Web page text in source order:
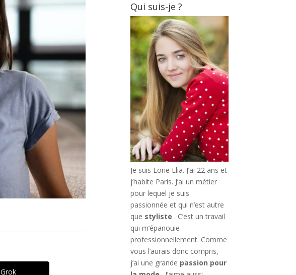
Grok
Qui suis-je ?
Je suis Lorie Elia. J’ai 22 ans et
j’habite Paris. J’ai un métier
pour lequel je suis
passionnée et qui n’est autre
que styliste . C’est un travail
qui m’épanouie
professionnellement. Comme
vous l’aurais donc compris,
j’ai une grande passion pour